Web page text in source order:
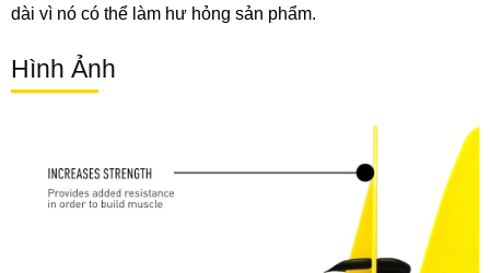
dài vì nó có thể làm hư hỏng sản phẩm.
Hình Ảnh